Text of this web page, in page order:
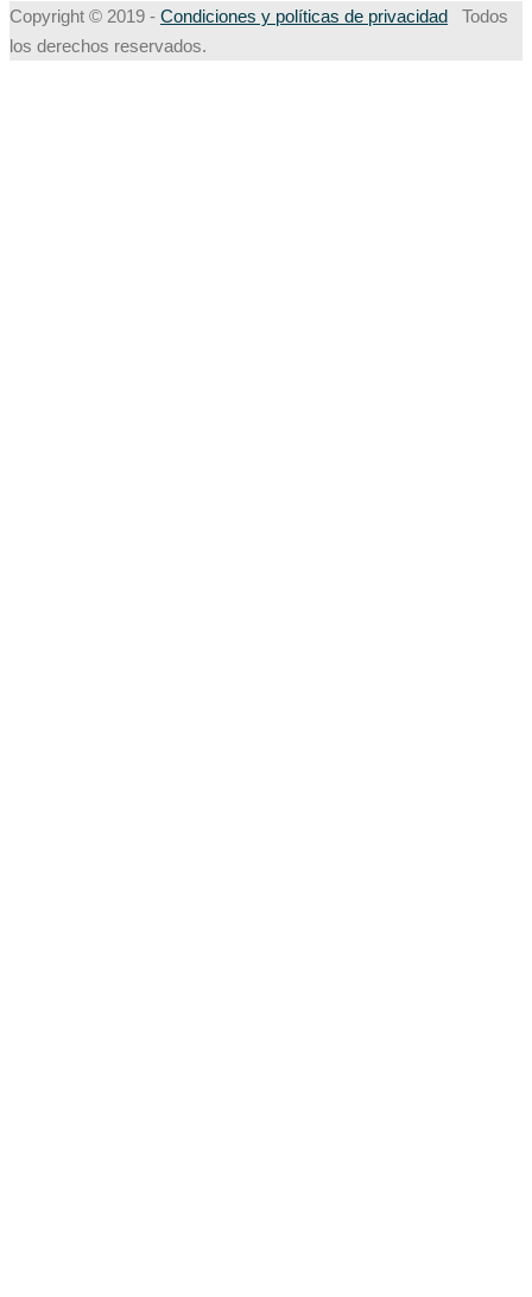
Copyright © 2019 - Condiciones y políticas de privacidad Todos
los derechos reservados.